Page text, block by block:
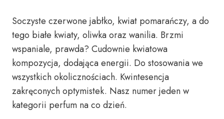
Soczyste czerwone jabłko, kwiat pomarańczy, a do
tego białe kwiaty, oliwka oraz wanilia. Brzmi
wspaniale, prawda? Cudownie kwiatowa
kompozycja, dodająca energii. Do stosowania we
wszystkich okolicznościach. Kwintesencja
zakręconych optymistek. Nasz numer jeden w
kategorii perfum na co dzień.